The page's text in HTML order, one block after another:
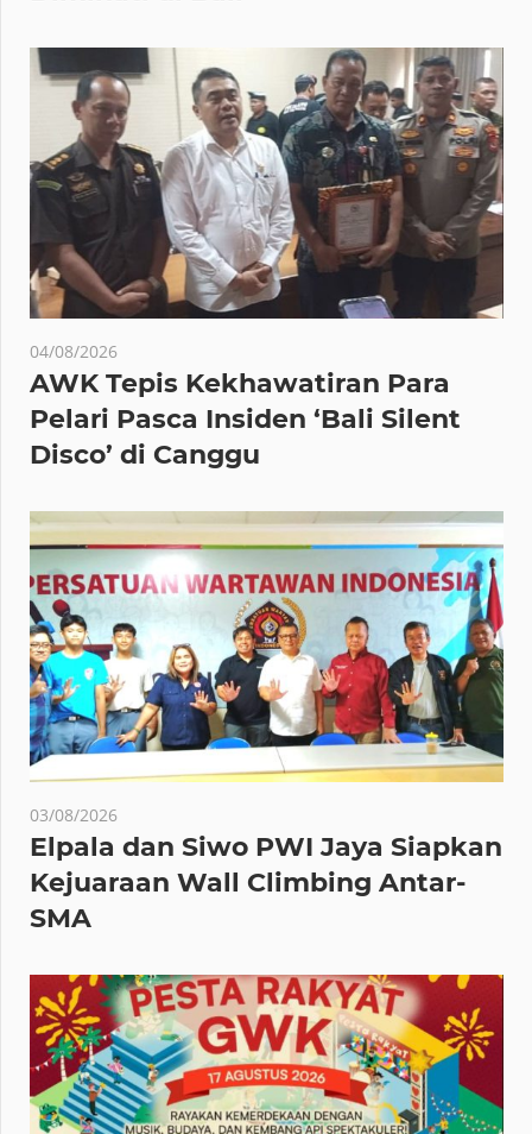
04/08/2026
AWK Tepis Kekhawatiran Para
Pelari Pasca Insiden ‘Bali Silent
Disco’ di Canggu
03/08/2026
Elpala dan Siwo PWI Jaya Siapkan
Kejuaraan Wall Climbing Antar-
SMA